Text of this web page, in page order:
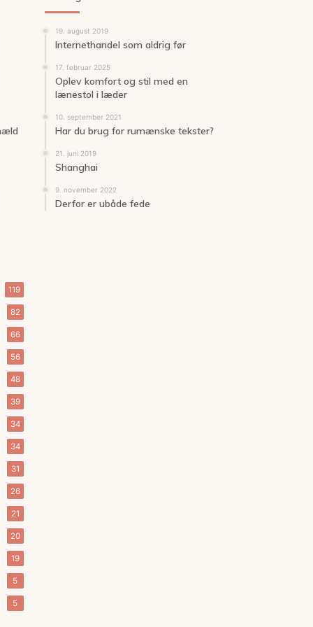
119
82
66
56
48
39
34
34
31
26
21
20
19
5
5
19. august 2019
Internethandel som aldrig før
17. februar 2025
Oplev komfort og stil med en
lænestol i læder
10. september 2021
Har du brug for rumænske tekster?
21. juni 2019
Shanghai
9. november 2022
Derfor er ubåde fede